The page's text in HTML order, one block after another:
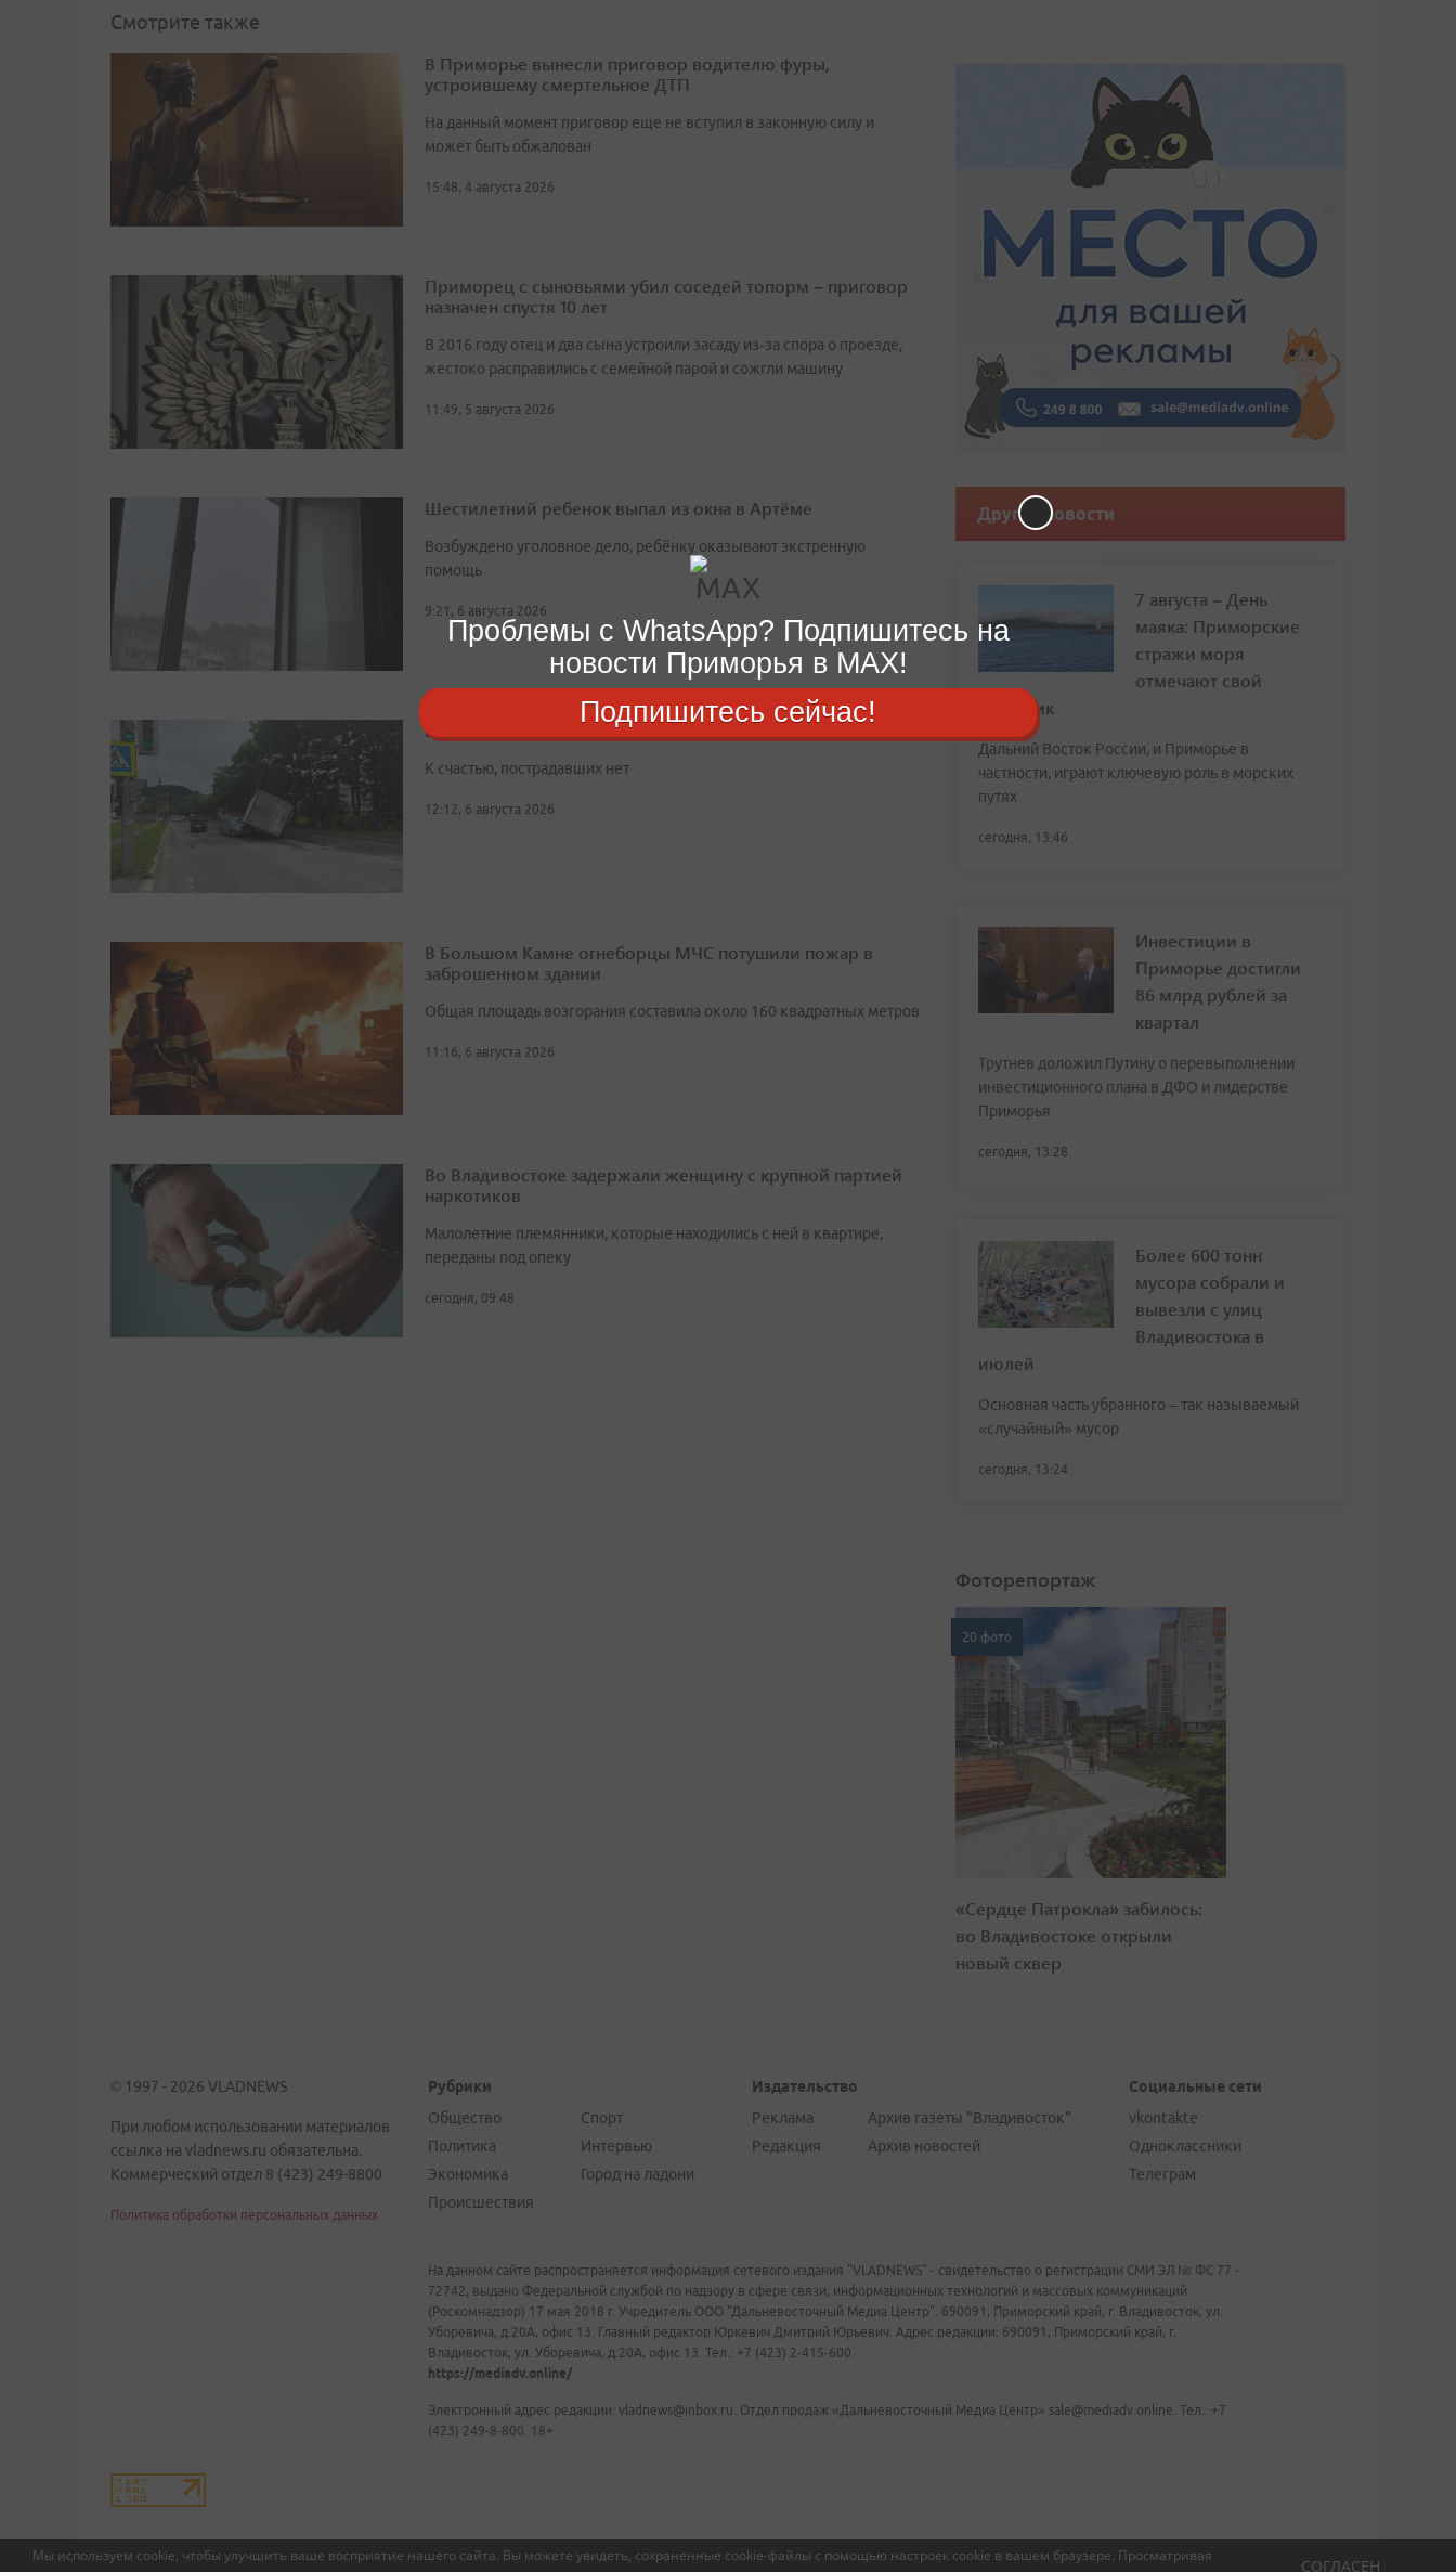
Мы используем cookie, чтобы улучшить ваше восприятие нашего сайта. Вы можете увидеть, сохраненные cookie-файлы с помощью настроек cookie в вашем браузере. Просматривая
СОГЛАСЕН
Смотрите также
В Приморье вынесли приговор водителю фуры,
устроившему смертельное ДТП
На данный момент приговор еще не вступил в законную силу и
может быть обжалован
15:48, 4 августа 2026
Приморец с сыновьями убил соседей топорм – приговор
назначен спустя 10 лет
В 2016 году отец и два сына устроили засаду из‑за спора о проезде,
жестоко расправились с семейной парой и сожгли машину
11:49, 5 августа 2026
Шестилетний ребенок выпал из окна в Артёме
Возбуждено уголовное дело, ребёнку оказывают экстренную
помощь
9:21, 6 августа 2026
В Находке грузовой фургон опрокинулся и повредил авто
К счастью, пострадавших нет
12:12, 6 августа 2026
В Большом Камне огнеборцы МЧС потушили пожар в
заброшенном здании
Общая площадь возгорания составила около 160 квадратных метров
11:16, 6 августа 2026
Во Владивостоке задержали женщину с крупной партией
наркотиков
Малолетние племянники, которые находились с ней в квартире,
переданы под опеку
сегодня, 09:48
Другие новости
7 августа – День
маяка: Приморские
стражи моря
отмечают свой
праздник
Дальний Восток России, и Приморье в
частности, играют ключевую роль в морских
путях
сегодня, 13:46
Инвестиции в
Приморье достигли
86 млрд рублей за
квартал
Трутнев доложил Путину о перевыполнении
инвестиционного плана в ДФО и лидерстве
Приморья
сегодня, 13:28
Более 600 тонн
мусора собрали и
вывезли с улиц
Владивостока в
июлей
Основная часть убранного – так называемый
«случайный» мусор
сегодня, 13:24
Фоторепортаж
20 фото
«Сердце Патрокла» забилось:
во Владивостоке открыли
новый сквер
© 1997 - 2026 VLADNEWS
При любом использовании материалов
ссылка на vladnews.ru обязательна.
Коммерческий отдел 8 (423) 249-8800
Политика обработки персональных данных
Рубрики
Общество
Политика
Экономика
Происшествия
Спорт
Интервью
Город на ладони
Издательство
Реклама
Редакция
Архив газеты "Владивосток"
Архив новостей
Социальные сети
vkontakte
Одноклассники
Телеграм
На данном сайте распространяется информация сетевого издания "VLADNEWS" - свидетельство о регистрации СМИ ЭЛ № ФС 77 -
72742, выдано Федеральной службой по надзору в сфере связи, информационных технологий и массовых коммуникаций
(Роскомнадзор) 17 мая 2018 г. Учредитель ООО "Дальневосточный Медиа Центр". 690091, Приморский край, г. Владивосток, ул.
Уборевича, д.20А, офис 13. Главный редактор Юркевич Дмитрий Юрьевич. Адрес редакции: 690091, Приморский край, г.
Владивосток, ул. Уборевича, д.20А, офис 13. Тел.: +7 (423) 2-415-600.
https://mediadv.online/
Электронный адрес редакции: vladnews@inbox.ru. Отдел продаж «Дальневосточный Медиа Центр» sale@mediadv.online. Тел.: +7
(423) 249-8-800. 18+
Проблемы с WhatsApp? Подпишитесь на
новости Приморья в MAX!
Подпишитесь сейчас!